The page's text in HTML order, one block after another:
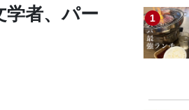
学者、パー